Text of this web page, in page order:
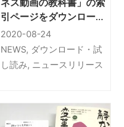
引ページをダウンロード
していただけます
2020-08-24
NEWS, ダウンロード・試
し読み, ニュースリリース